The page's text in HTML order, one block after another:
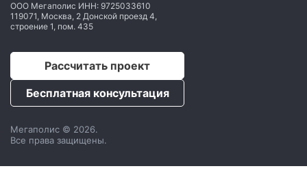
ООО Мегаполис ИНН: 9725033610
119071, Москва, 2 Донской проезд 4,
строение 1, пом. 435
Рассчитать проект
Бесплатная консультация
Мегаполис © 2026.
Все права защищены.